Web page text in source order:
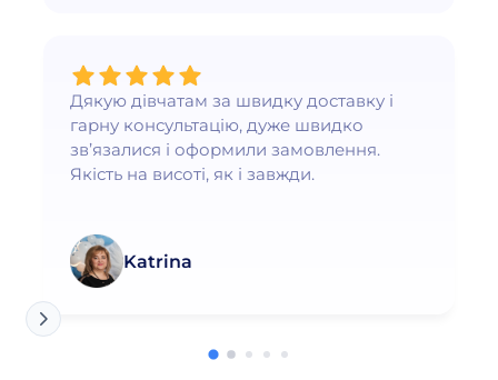
Дякую дівчатам за швидку доставку і
гарну консультацію, дуже швидко
зв’язалися і оформили замовлення.
Якість на висоті, як і завжди.
Katrina